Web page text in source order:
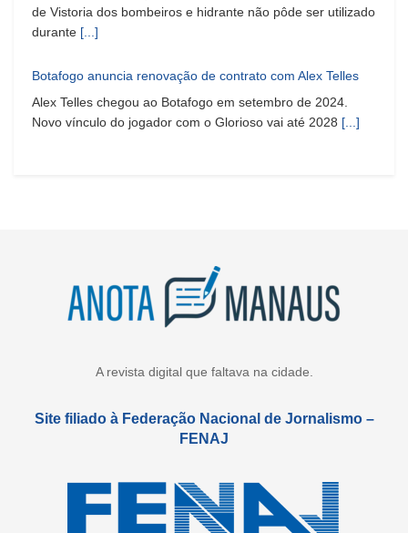
de Vistoria dos bombeiros e hidrante não pôde ser utilizado
durante [...]
Botafogo anuncia renovação de contrato com Alex Telles
Alex Telles chegou ao Botafogo em setembro de 2024.
Novo vínculo do jogador com o Glorioso vai até 2028 [...]
A revista digital que faltava na cidade.
Site filiado à Federação Nacional de Jornalismo –
FENAJ